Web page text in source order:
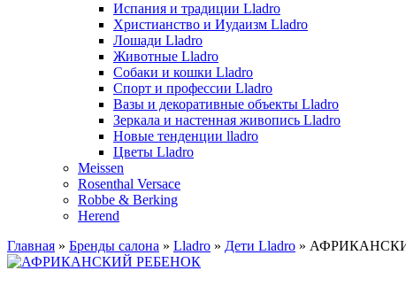
Испания и традиции Lladro
Христианство и Иудаизм Lladro
Лошади Lladro
Животные Lladro
Собаки и кошки Lladro
Спорт и профессии Lladro
Вазы и декоративные объекты Lladro
Зеркала и настенная живопись Lladro
Новые тенденции lladro
Цветы Lladro
Meissen
Rosenthal Versace
Robbe & Berking
Herend
Главная » Бренды салона » Lladro » Дети Lladro »